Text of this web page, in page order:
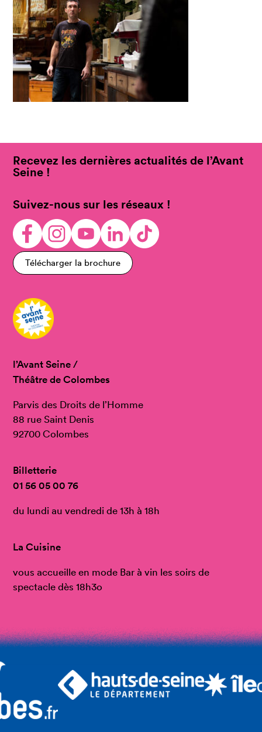
Recevez les dernières actualités de l’Avant
Seine !
Suivez-nous sur les réseaux !
Télécharger la brochure
l’Avant Seine /
Théâtre de Colombes
Parvis des Droits de l’Homme
88 rue Saint Denis
92700 Colombes
Billetterie
01 56 05 00 76
du lundi au vendredi de 13h à 18h
La Cuisine
vous accueille en mode Bar à vin les soirs de
spectacle dès 18h3o